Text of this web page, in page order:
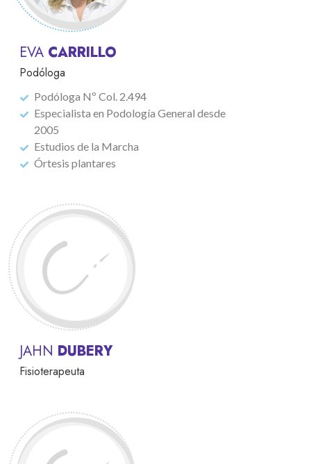
EVA CARRILLO
Podóloga
Podóloga Nº Col. 2.494
Especialista en Podología General desde
2005
Estudios de la Marcha
Órtesis plantares
JAHN DUBERY
Fisioterapeuta